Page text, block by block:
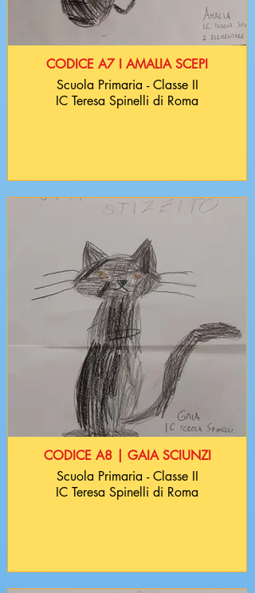
CODICE A7 I AMALIA SCEPI
Scuola Primaria - Classe II
IC Teresa Spinelli di Roma
CODICE A8 | GAIA SCIUNZI
Scuola Primaria - Classe II
IC Teresa Spinelli di Roma